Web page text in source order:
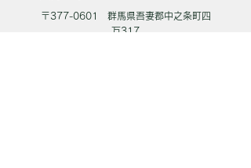
〒377-0601
​ 群馬県吾妻郡中之条町四
万317